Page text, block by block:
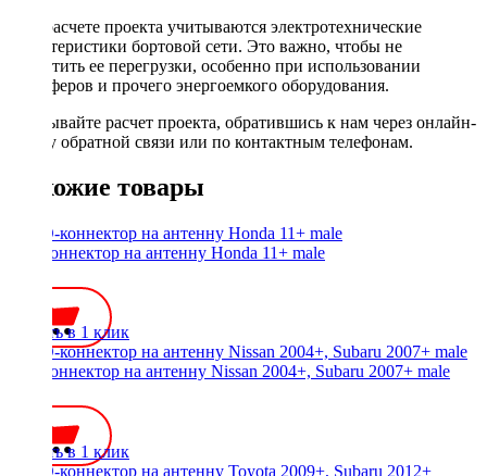
При расчете проекта учитываются электротехнические
характеристики бортовой сети. Это важно, чтобы не
допустить ее перегрузки, особенно при использовании
сабвуферов и прочего энергоемкого оборудования.
Заказывайте расчет проекта, обратившись к нам через онлайн-
форму обратной связи или по контактным телефонам.
Похожие товары
ISO-коннектор на антенну Honda 11+ male
Купить в 1 клик
ISO-коннектор на антенну Nissan 2004+, Subaru 2007+ male
Купить в 1 клик